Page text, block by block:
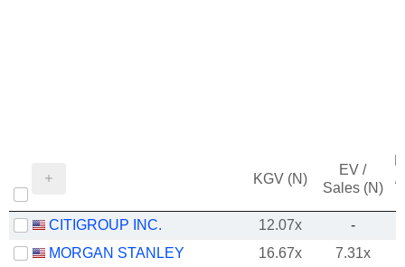
KGV (N)
EV /
Sales (N)
/
CITIGROUP INC. 12.07x
-
MORGAN STANLEY
16.67x
7.31x